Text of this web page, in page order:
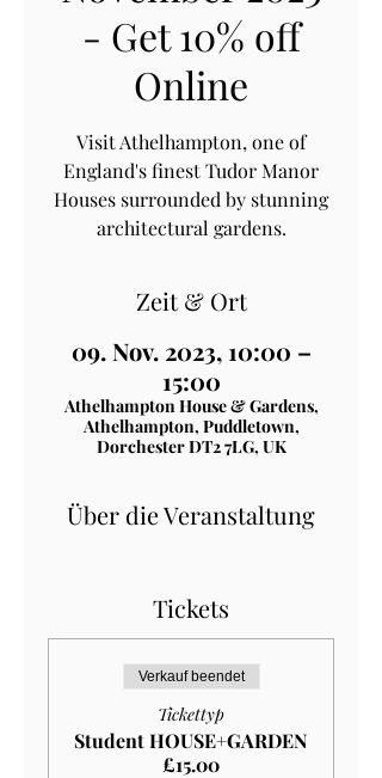
- Get 10% off
Online
Visit Athelhampton, one of
England's finest Tudor Manor
Houses surrounded by stunning
architectural gardens.
Zeit & Ort
09. Nov. 2023, 10:00 –
15:00
Athelhampton House & Gardens,
Athelhampton, Puddletown,
Dorchester DT2 7LG, UK
Über die Veranstaltung
Tickets
Verkauf beendet
Tickettyp
Student HOUSE+GARDEN
£15.00